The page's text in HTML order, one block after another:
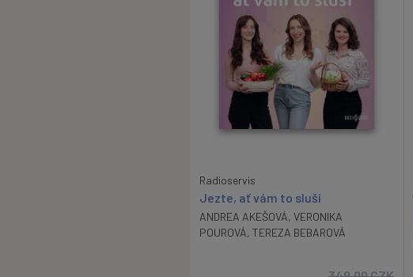
Radioservis
Jezte, ať vám to sluší
ANDREA AKEŠOVÁ, VERONIKA
POUROVÁ, TEREZA BEBAROVÁ